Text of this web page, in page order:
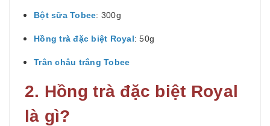
Bột sữa Tobee: 300g
Hồng trà đặc biệt Royal: 50g
Trân châu trắng Tobee
2. Hồng trà đặc biệt Royal
là gì?